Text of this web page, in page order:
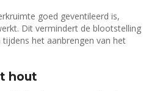
goed geventileerd is,
Dit vermindert de blootstelling
het aanbrengen van het
hout